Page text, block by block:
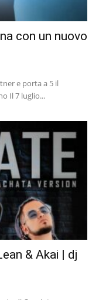
con un nuovo
e porta a 5 il
Il 7 luglio...
& Akai | dj